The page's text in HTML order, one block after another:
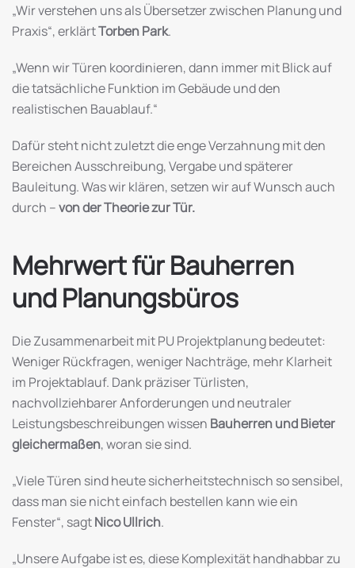
„Wir verstehen uns als Übersetzer zwischen Planung und
Praxis“, erklärtTorben Park.
„Wenn wir Türen koordinieren, dann immer mit Blick auf
die tatsächliche Funktion im Gebäude und den
realistischen Bauablauf.“
Dafür steht nicht zuletzt die enge Verzahnung mit den
Bereichen Ausschreibung, Vergabe und späterer
Bauleitung. Was wir klären, setzen wir auf Wunsch auch
durch –von der Theorie zur Tür.
Mehrwert für Bauherren
und Planungsbüros
Die Zusammenarbeit mit PU Projektplanung bedeutet:
Weniger Rückfragen, weniger Nachträge, mehr Klarheit
im Projektablauf. Dank präziser Türlisten,
nachvollziehbarer Anforderungen und neutraler
Leistungsbeschreibungen wissen Bauherren und Bieter
gleichermaßen, woran sie sind.
„Viele Türen sind heute sicherheitstechnisch so sensibel,
dass man sie nicht einfach bestellen kann wie ein
Fenster“, sagtNico Ullrich.
„Unsere Aufgabe ist es, diese Komplexität handhabbar zu